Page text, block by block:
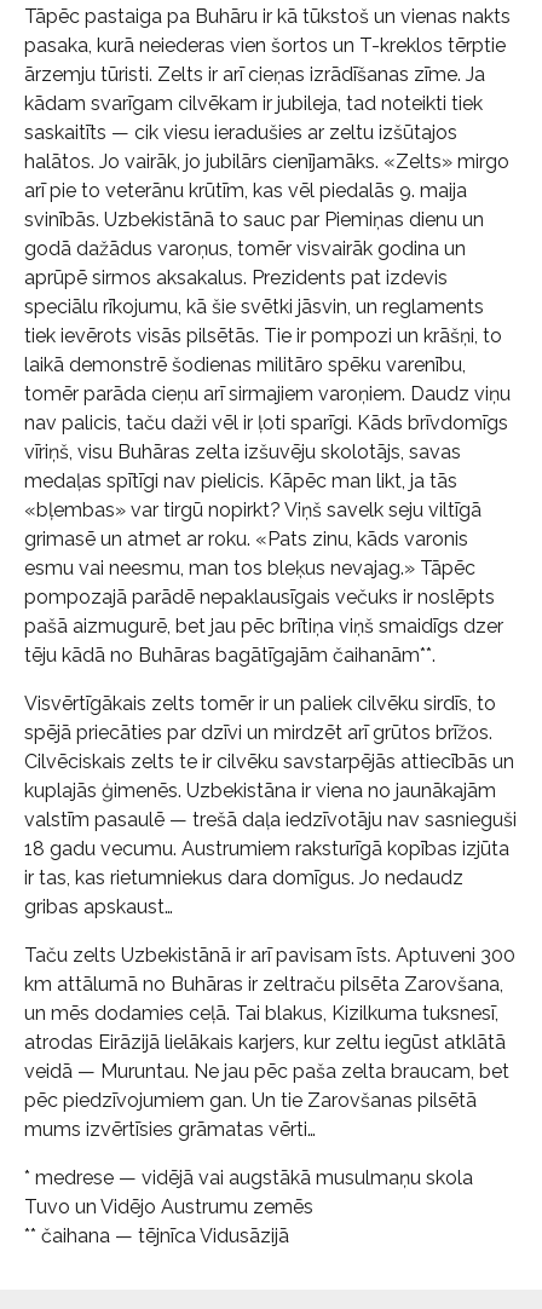
Tāpēc pastaiga pa Buhāru ir kā tūkstoš un vienas nakts
pasaka, kurā neiederas vien šortos un T-kreklos tērptie
ārzemju tūristi. Zelts ir arī cieņas izrādīšanas zīme. Ja
kādam svarīgam cilvēkam ir jubileja, tad noteikti tiek
saskaitīts — cik viesu ieradušies ar zeltu izšūtajos
halātos. Jo vairāk, jo jubilārs cienījamāks. «Zelts» mirgo
arī pie to veterānu krūtīm, kas vēl piedalās 9. maija
svinībās. Uzbekistānā to sauc par Piemiņas dienu un
godā dažādus varoņus, tomēr visvairāk godina un
aprūpē sirmos aksakalus. Prezidents pat izdevis
speciālu rīkojumu, kā šie svētki jāsvin, un reglaments
tiek ievērots visās pilsētās. Tie ir pompozi un krāšņi, to
laikā demonstrē šodienas militāro spēku varenību,
tomēr parāda cieņu arī sirmajiem varoņiem. Daudz viņu
nav palicis, taču daži vēl ir ļoti sparīgi. Kāds brīvdomīgs
vīriņš, visu Buhāras zelta izšuvēju skolotājs, savas
medaļas spītīgi nav pielicis. Kāpēc man likt, ja tās
«bļembas» var tirgū nopirkt? Viņš savelk seju viltīgā
grimasē un atmet ar roku. «Pats zinu, kāds varonis
esmu vai neesmu, man tos bleķus nevajag.» Tāpēc
pompozajā parādē nepaklausīgais večuks ir noslēpts
pašā aizmugurē, bet jau pēc brītiņa viņš smaidīgs dzer
tēju kādā no Buhāras bagātīgajām čaihanām**.
Visvērtīgākais zelts tomēr ir un paliek cilvēku sirdīs, to
spējā priecāties par dzīvi un mirdzēt arī grūtos brīžos.
Cilvēciskais zelts te ir cilvēku savstarpējās attiecībās un
kuplajās ģimenēs. Uzbekistāna ir viena no jaunākajām
valstīm pasaulē — trešā daļa iedzīvotāju nav sasnieguši
18 gadu vecumu. Austrumiem raksturīgā kopības izjūta
ir tas, kas rietumniekus dara domīgus. Jo nedaudz
gribas apskaust…
Taču zelts Uzbekistānā ir arī pavisam īsts. Aptuveni 300
km attālumā no Buhāras ir zeltraču pilsēta Zarovšana,
un mēs dodamies ceļā. Tai blakus, Kizilkuma tuksnesī,
atrodas Eirāzijā lielākais karjers, kur zeltu iegūst atklātā
veidā — Muruntau. Ne jau pēc paša zelta braucam, bet
pēc piedzīvojumiem gan. Un tie Zarovšanas pilsētā
mums izvērtīsies grāmatas vērti…
* medrese — vidējā vai augstākā musulmaņu skola
Tuvo un Vidējo Austrumu zemēs
** čaihana — tējnīca Vidusāzijā